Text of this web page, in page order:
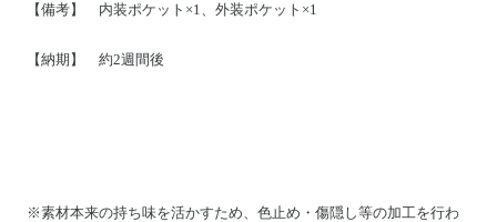
【備考】 内装ポケット×1、外装ポケット×1
【納期】 約2週間後
※素材本来の持ち味を活かすため、色止め・傷隠し等の加工を行わ